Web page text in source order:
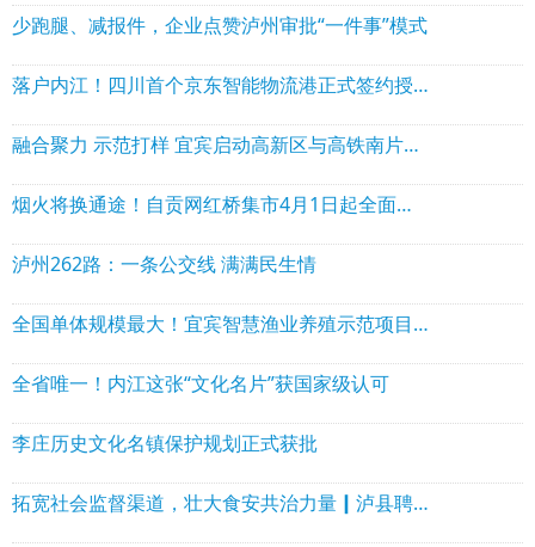
少跑腿、减报件，企业点赞泸州审批“一件事”模式
落户内江！四川首个京东智能物流港正式签约授牌
融合聚力 示范打样 宜宾启动高新区与高铁南片区融合发展
烟火将换通途！自贡网红桥集市4月1日起全面撤除
泸州262路：一条公交线 满满民生情
全国单体规模最大！宜宾智慧渔业养殖示范项目开工
全省唯一！内江这张“文化名片”获国家级认可
李庄历史文化名镇保护规划正式获批
拓宽社会监督渠道，壮大食安共治力量┃泸县聘任8名社会人士担任网络餐饮食品安全观察员